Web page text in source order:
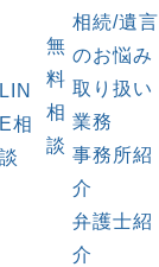
LIN
E相
談
無
料
相
談
相続/遺言
のお悩み
取り扱い
業務
事務所紹
介
弁護士紹
介